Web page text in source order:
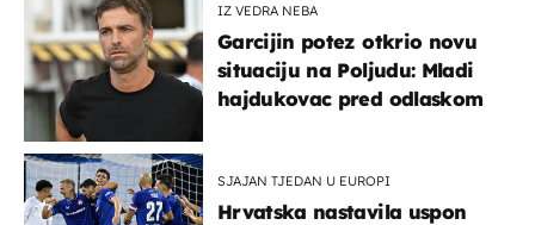
IZ VEDRA NEBA
Garcijin potez otkrio novu
situaciju na Poljudu: Mladi
hajdukovac pred odlaskom
SJAJAN TJEDAN U EUROPI
Hrvatska nastavila uspon